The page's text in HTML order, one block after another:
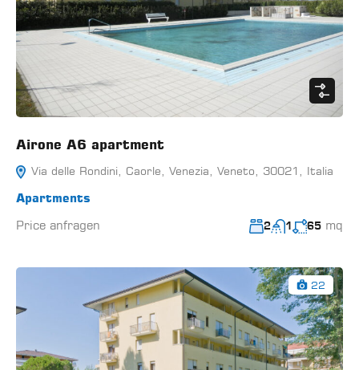
Airone A6 apartment
Via delle Rondini, Caorle, Venezia, Veneto, 30021, Italia
Apartments
Price anfragen
2 1 65 mq
22